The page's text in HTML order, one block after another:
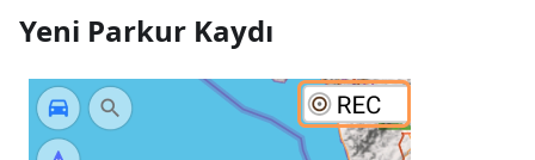
Yeni Parkur Kaydı